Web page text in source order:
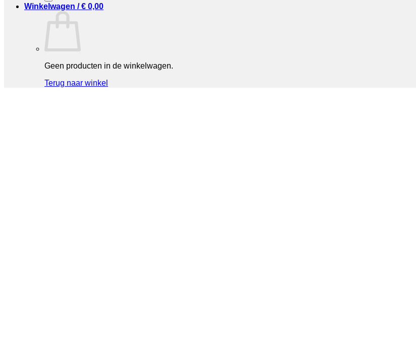
Winkelwagen /€ 0,00
Geen producten in de winkelwagen.
Terug naar winkel